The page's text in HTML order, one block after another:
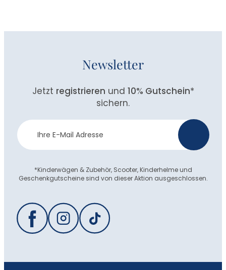
Newsletter
Jetzt registrieren und 10% Gutschein*
sichern.
Newsletter
Anmeldung
*Kinderwägen & Zubehör, Scooter, Kinderhelme und
Geschenkgutscheine sind von dieser Aktion ausgeschlossen.